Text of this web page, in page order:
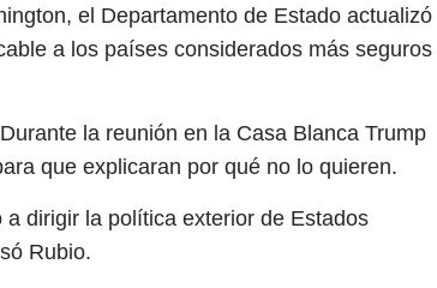
el Departamento de Estado actualizó
a los países considerados más seguros
la reunión en la Casa Blanca Trump
que explicaran por qué no lo quieren.
dirigir la política exterior de Estados
Rubio.